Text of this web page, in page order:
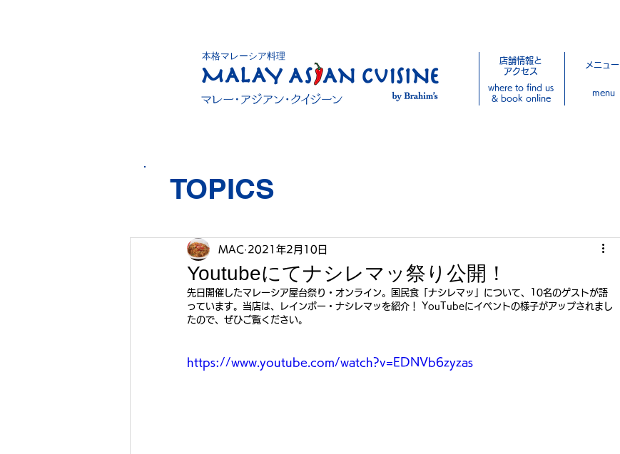
本格マレーシア料理
店舗情報と
アクセス
where to find us
& book online
メニュー
menu
Youtubeにてナシレマッ祭り公開！
MAC 2021年2月10日
先日開催したマレーシア屋台祭り・オンライン。国民食「ナシレマッ」について、10名のゲストが語
っています。当店は、レインボー・ナシレマッを紹介！ YouTubeにイベントの様子がアップされまし
たので、ぜひご覧ください。
https://www.youtube.com/watch?v=EDNVb6zyzas
TOPICS